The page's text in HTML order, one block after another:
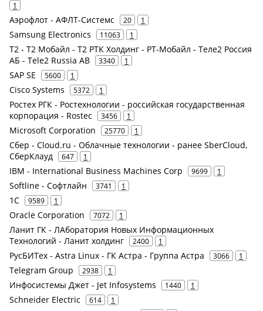
1
Аэрофлот - АФЛТ-Системс 20 1
Samsung Electronics 11063 1
Т2 - Т2 Мобайл - Т2 РТК Холдинг - РТ-Мобайл - Теле2 Россия
АБ - Tele2 Russia AB
3340 1
SAP SE 5600 1
Cisco Systems 5372 1
Ростех РГК - Ростехнологии - российская государственная
корпорация - Rostec
3456 1
Microsoft Corporation 25770 1
Сбер - Cloud.ru - Облачные технологии - ранее SberCloud,
СберКлауд
647 1
IBM - International Business Machines Corp 9699 1
Softline - Софтлайн 3741 1
1С 9589 1
Oracle Corporation 7072 1
Ланит ГК - ЛАборатория Новых Информационных
Технологий - Ланит холдинг
2400 1
РусБИТех - Astra Linux - ГК Астра - Группа Астра 3066 1
Telegram Group 2938 1
Инфосистемы Джет - Jet Infosystems 1440 1
Schneider Electric 614 1